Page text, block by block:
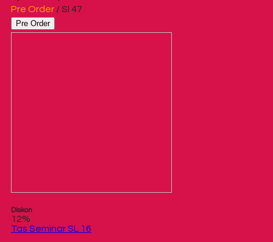
Pre Order / Sl 47
Pre Order
Diskon
12%
Tas Seminar SL 16